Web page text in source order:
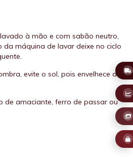
à mão e com sabão neutro,
da máquina de lavar deixe no ciclo
evite o sol, pois envelhece a
de amaciante, ferro de passar ou